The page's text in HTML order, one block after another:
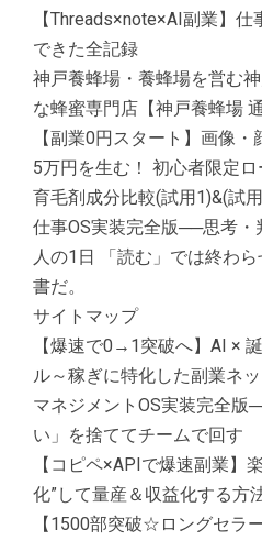
【Threads×note×AI副業】
できた全記録
神戸養蜂場・養蜂場を営む
な蜂蜜専門店【神戸養蜂場
【副業0円スタート】画像
5万円を生む！ 初心者限定
育毛剤成分比較(試用1)&(試
仕事OS実装完全版──思考
人の1日 「読む」では終わ
書だ。
サイトマップ
【爆速で0→1突破へ】AI ×
ル～稼ぎに特化した副業ネ
マネジメントOS実装完全版
い」を捨ててチームで回す
【コピペ×APIで爆速副業】
化”して量産＆収益化する方
【1500部突破☆ロングセラ